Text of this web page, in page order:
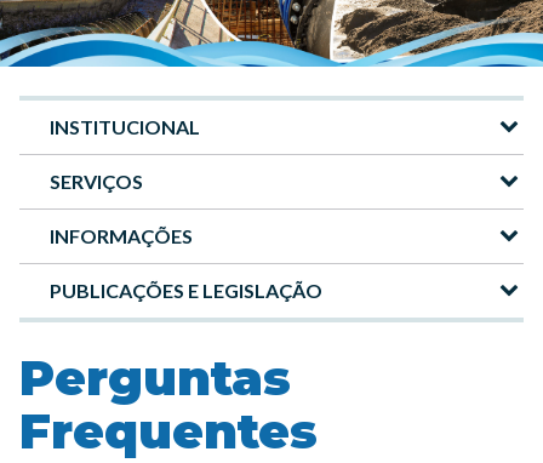
Menu
Site
DMAE
INSTITUCIONAL
SERVIÇOS
INFORMAÇÕES
PUBLICAÇÕES E LEGISLAÇÃO
Perguntas
Frequentes